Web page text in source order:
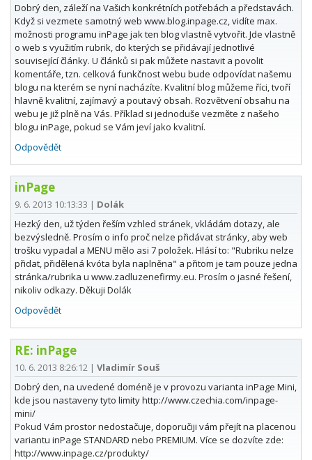
Dobrý den, záleží na Vašich konkrétních potřebách a představách.
Když si vezmete samotný web www.blog.inpage.cz, vidíte max.
možnosti programu inPage jak ten blog vlastně vytvořit. Jde vlastně
o web s využitím rubrik, do kterých se přidávají jednotlivé
související články. U článků si pak můžete nastavit a povolit
komentáře, tzn. celková funkčnost webu bude odpovídat našemu
blogu na kterém se nyní nacházíte. Kvalitní blog můžeme říci, tvoří
hlavně kvalitní, zajímavý a poutavý obsah. Rozvětvení obsahu na
webu je již plně na Vás. Příklad si jednoduše vezměte z našeho
blogu inPage, pokud se Vám jeví jako kvalitní.
Odpovědět
inPage
9. 6. 2013 10:13:33 | Dolák
Hezký den, už týden řeším vzhled stránek, vkládám dotazy, ale
bezvýsledně. Prosím o info proč nelze přidávat stránky, aby web
trošku vypadal a MENU mělo asi 7 položek. Hlásí to: "Rubriku nelze
přidat, přidělená kvóta byla naplněna" a přitom je tam pouze jedna
stránka/rubrika u www.zadluzenefirmy.eu. Prosím o jasné řešení,
nikoliv odkazy. Děkuji Dolák
Odpovědět
RE: inPage
10. 6. 2013 8:26:12 | Vladimír Souš
Dobrý den, na uvedené doméně je v provozu varianta inPage Mini,
kde jsou nastaveny tyto limity http://www.czechia.com/inpage-
mini/
Pokud Vám prostor nedostačuje, doporučiji vám přejít na placenou
variantu inPage STANDARD nebo PREMIUM. Více se dozvíte zde:
http://www.inpage.cz/produkty/